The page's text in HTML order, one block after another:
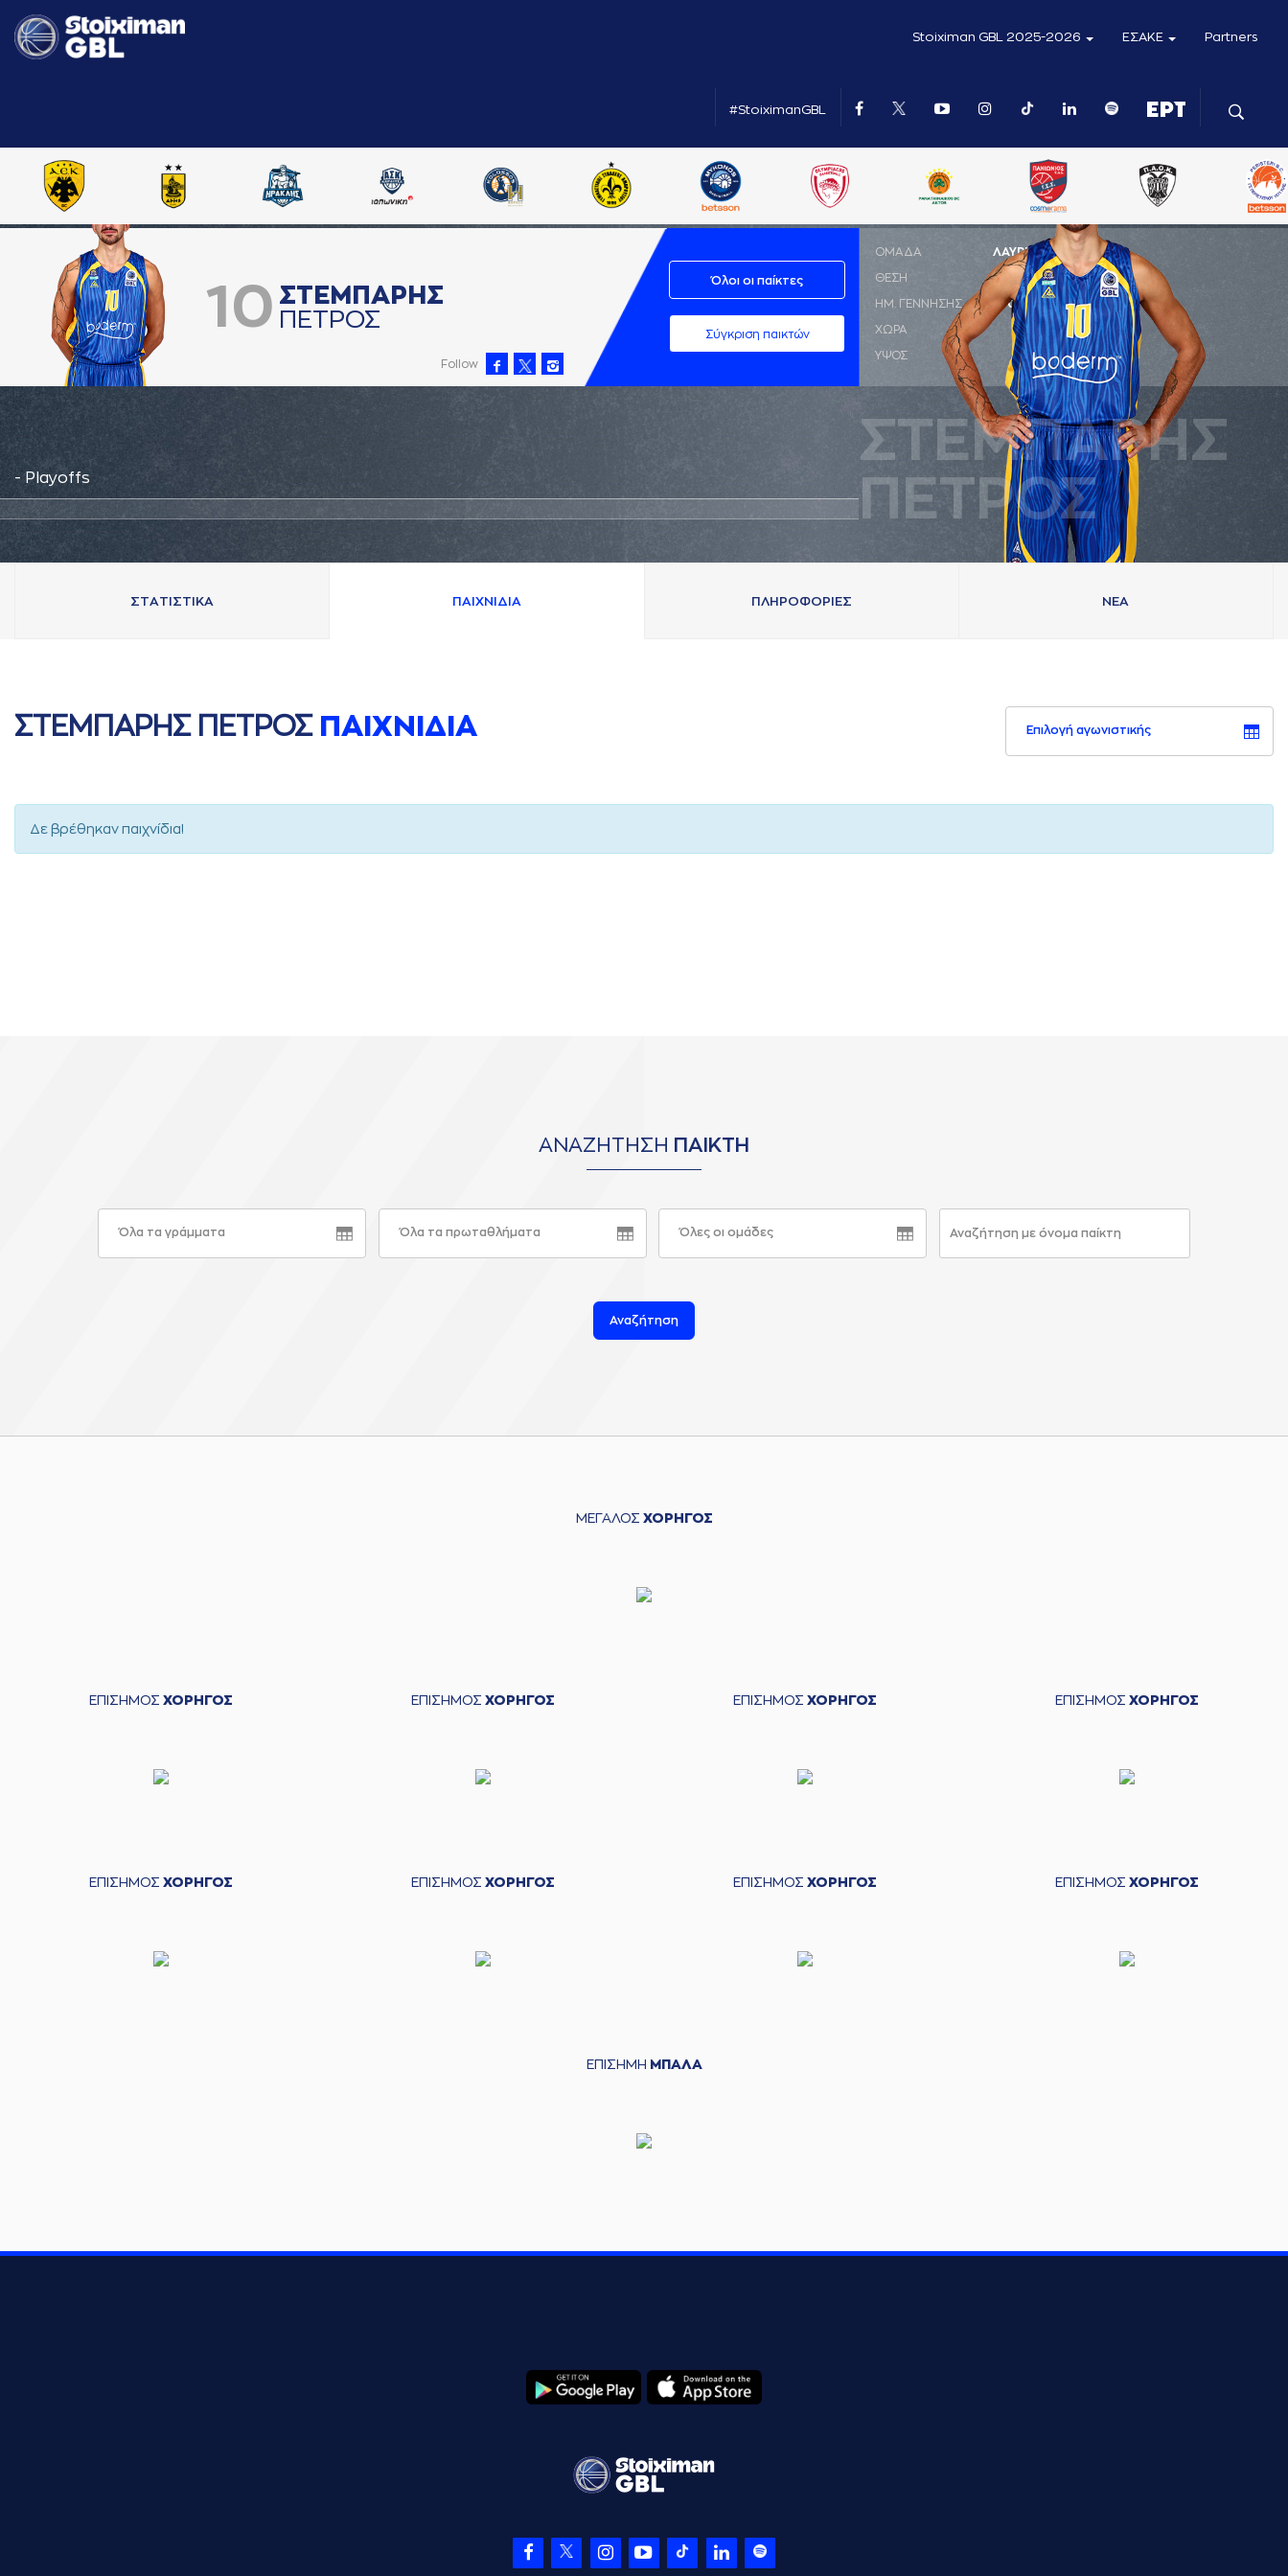
Stoiximan GBL 2025-2026 ΕΣΑΚΕ Partners
#StoiximanGBL
10 ΣΤΕΜΠAΡΗΣ
ΠΕΤΡΟΣ
Follow
Όλοι οι παίκτες
Σύγκριση παικτών
- Playoffs
ΣΤΕΜΠAΡΗΣ
ΠΕΤΡΟΣ
ΟΜΑΔΑ ΛΑΥΡΙΟ DHI
ΘΕΣΗ PF
ΗΜ. ΓΕΝΝΗΣΗΣ 10-02-2004
ΧΩΡΑ ΕΛΛΑΔΑ
ΥΨΟΣ 2,01 μ.
ΣΤAΤΙΣΤΙΚA ΠAΙΧΝΙΔΙA ΠΛΗΡΟΦΟΡΙΕΣ ΝΕA
ΣΤΕΜΠAΡΗΣ ΠΕΤΡΟΣ ΠAΙΧΝΙΔΙA Επιλογή αγωνιστικής
Δε βρέθηκαν παιχνίδια!
ΑΝΑΖΗΤΗΣΗ ΠΑΙΚΤΗ
Όλα τα γράμματα Όλα τα πρωταθλήματα Όλες οι ομάδες
Αναζήτηση
ΜΕΓΑΛΟΣ ΧΟΡΗΓΟΣ
ΕΠΙΣΗΜΟΣ ΧΟΡΗΓΟΣ ΕΠΙΣΗΜΟΣ ΧΟΡΗΓΟΣ ΕΠΙΣΗΜΟΣ ΧΟΡΗΓΟΣ ΕΠΙΣΗΜΟΣ ΧΟΡΗΓΟΣ
ΕΠΙΣΗΜΟΣ ΧΟΡΗΓΟΣ ΕΠΙΣΗΜΟΣ ΧΟΡΗΓΟΣ ΕΠΙΣΗΜΟΣ ΧΟΡΗΓΟΣ ΕΠΙΣΗΜΟΣ ΧΟΡΗΓΟΣ
ΕΠΙΣΗΜΗ ΜΠΑΛΑ